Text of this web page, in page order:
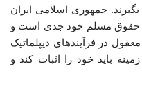
جمهوری اسلامی ایران
و حقوق مسلم خود جدی است و
در فرآیندهای دیپلماتیک
باید خود را اثبات کند و